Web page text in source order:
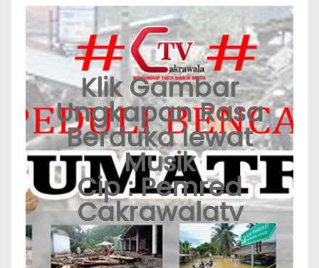
Klik Gambar
Ungkapan Rasa
Berduka lewat
Musik
Cip : Pemred
Cakrawalatv